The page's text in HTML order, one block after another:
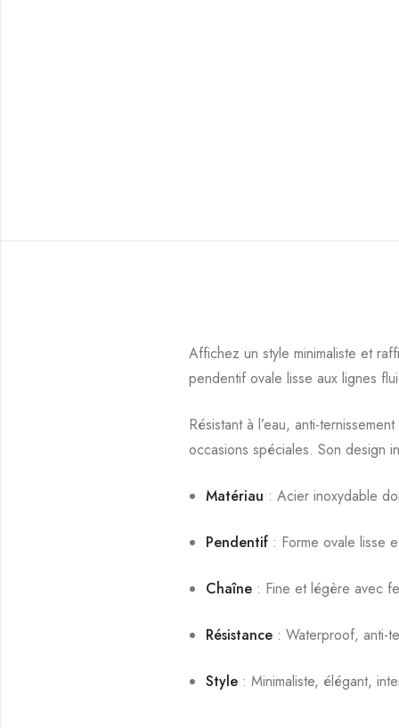
Affichez un style minimaliste et
pendentif ovale lisse aux lignes
Résistant à l’eau, anti-
occasions spéciales. Son design
Matériau : Acier inoxydable
Pendentif : Forme ovale lisse
Chaîne : Fine et légère avec
Résistance : Waterproof, anti-
Style : Minimaliste, élégant,